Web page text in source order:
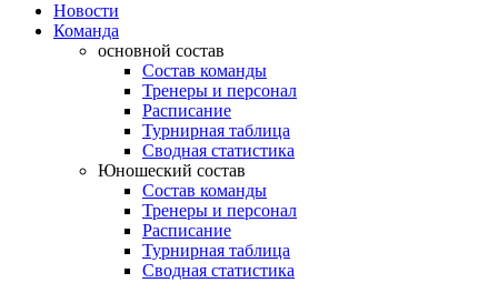
Новости
Команда
основной состав
Состав команды
Тренеры и персонал
Расписание
Турнирная таблица
Сводная статистика
Юношеский состав
Состав команды
Тренеры и персонал
Расписание
Турнирная таблица
Сводная статистика